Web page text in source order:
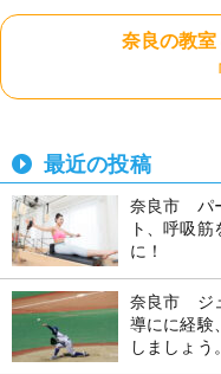
奈良の教
最近の投稿
奈良市 パ
ト、呼吸
に！
奈良市 ジ
導にに経験
しましょう。